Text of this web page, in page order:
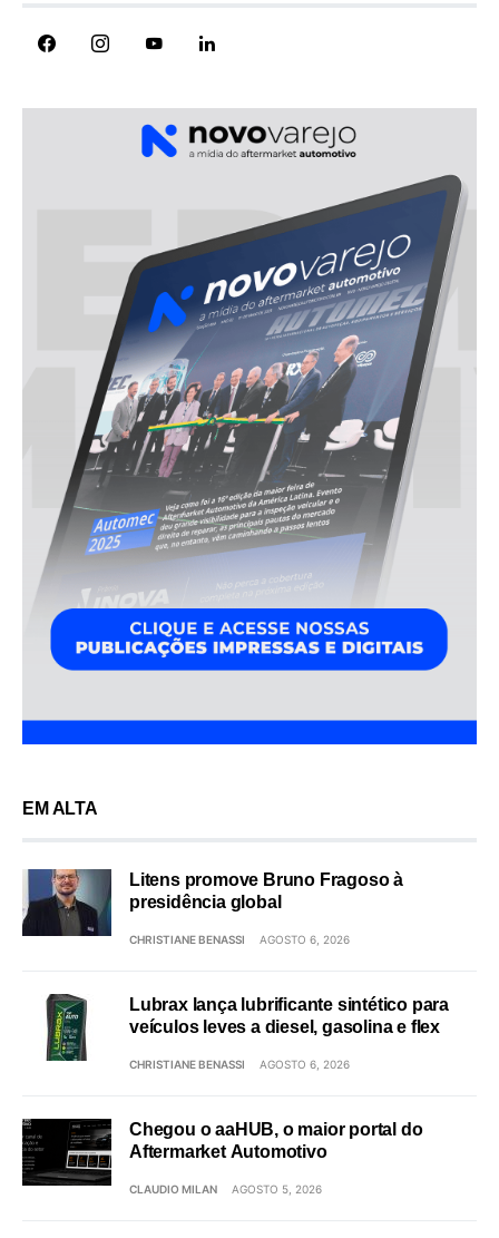
EM ALTA
Litens promove Bruno Fragoso à
presidência global
CHRISTIANE BENASSI AGOSTO 6, 2026
Lubrax lança lubrificante sintético para
veículos leves a diesel, gasolina e flex
CHRISTIANE BENASSI AGOSTO 6, 2026
Chegou o aaHUB, o maior portal do
Aftermarket Automotivo
CLAUDIO MILAN AGOSTO 5, 2026